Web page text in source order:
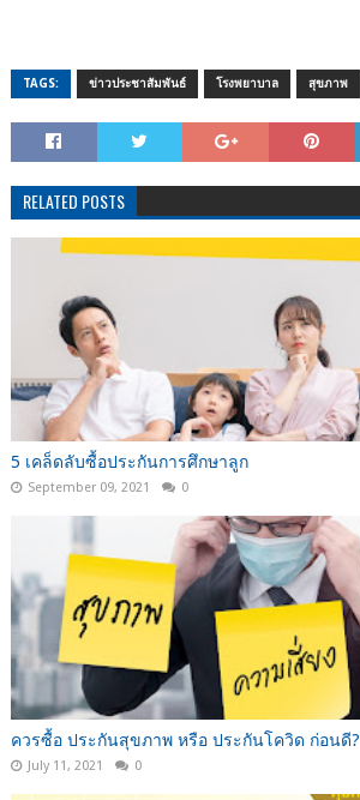
TAGS: ข่าวประชาสัมพันธ์ โรงพยาบาล สุขภาพ
RELATED POSTS
5 เคล็ดลับซื้อประกันการศึกษาลูก
September 09, 2021 0
ควรซื้อ ประกันสุขภาพ หรือ ประกันโควิด ก่อนดี?
July 11, 2021 0